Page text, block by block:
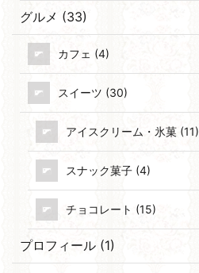
グルメ (33)
カフェ (4)
スイーツ (30)
アイスクリーム・氷菓 (11)
スナック菓子 (4)
チョコレート (15)
プロフィール (1)